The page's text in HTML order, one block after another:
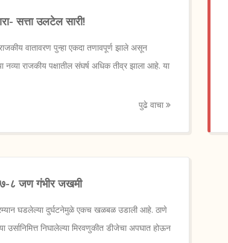
सत्ता उलटेल सारी!
वातावरण पुन्हा एकदा तणावपूर्ण झाले असून
नव्या राजकीय पक्षातील संघर्ष अधिक तीव्र झाला आहे. या
पुढे वाचा
८ जण गंभीर जखमी
घडलेल्या दुर्घटनेमुळे एकच खळबळ उडाली आहे. ठाणे
उर्सानिमित्त निघालेल्या मिरवणुकीत डीजेचा अपघात होऊन